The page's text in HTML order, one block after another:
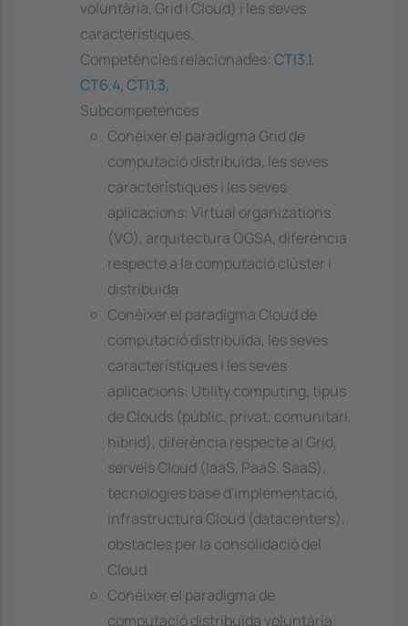
voluntària, Grid i Cloud) i les seves
característiques.
Competències relacionades: CTI3.1,
CT6.4, CTI1.3,
Subcompetences
Conèixer el paradigma Grid de
computació distribuïda, les seves
característiques i les seves
aplicacions: Virtual organizations
(VO), arquitectura OGSA, diferència
respecte a la computació clúster i
distribuïda
Conèixer el paradigma Cloud de
computació distribuïda, les seves
característiques i les seves
aplicacions: Utility computing, tipus
de Clouds (públic, privat, comunitari,
híbrid), diferència respecte al Grid,
serveis Cloud (IaaS, PaaS, SaaS),
tecnologies base d'implementació,
infrastructura Cloud (datacenters),
obstacles per la consolidació del
Cloud
Conèixer el paradigma de
computació distribuïda voluntària: